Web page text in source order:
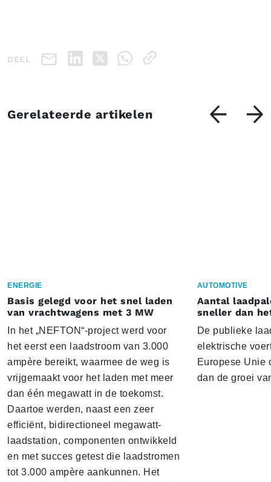
DEEL
Gerelateerde artikelen
ENERGIE
Basis gelegd voor het snel laden
van vrachtwagens met 3 MW
In het „NEFTON“-project werd voor
het eerst een laadstroom van 3.000
ampère bereikt, waarmee de weg is
vrijgemaakt voor het laden met meer
dan één megawatt in de toekomst.
Daartoe werden, naast een zeer
efficiënt, bidirectioneel megawatt-
laadstation, componenten ontwikkeld
en met succes getest die laadstromen
tot 3.000 ampère aankunnen. Het
AUTOMOTIVE
Aantal
sneller dan
De publieke
elektrische
Europese Unie
dan de groei